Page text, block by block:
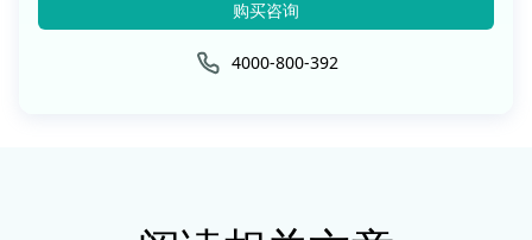
购买咨询
4000-800-392